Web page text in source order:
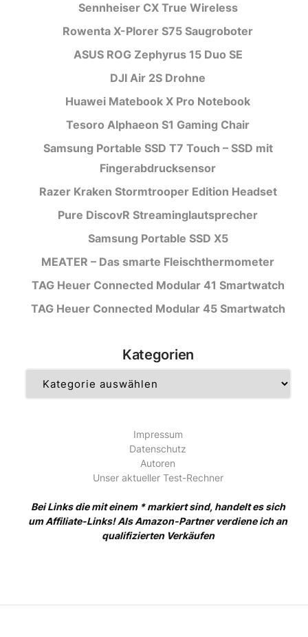
Sennheiser CX True Wireless
Rowenta X-Plorer S75 Saugroboter
ASUS ROG Zephyrus 15 Duo SE
DJI Air 2S Drohne
Huawei Matebook X Pro Notebook
Tesoro Alphaeon S1 Gaming Chair
Samsung Portable SSD T7 Touch – SSD mit
Fingerabdrucksensor
Razer Kraken Stormtrooper Edition Headset
Pure DiscovR Streaminglautsprecher
Samsung Portable SSD X5
MEATER – Das smarte Fleischthermometer
TAG Heuer Connected Modular 41 Smartwatch
TAG Heuer Connected Modular 45 Smartwatch
Kategorien
Impressum
Datenschutz
Autoren
Unser aktueller Test-Rechner
Bei Links die mit einem * markiert sind, handelt es sich
um Affiliate-Links! Als Amazon-Partner verdiene ich an
qualifizierten Verkäufen